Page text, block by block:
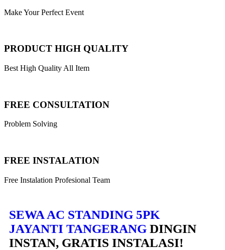
Make Your Perfect Event
PRODUCT HIGH QUALITY
Best High Quality All Item
FREE CONSULTATION
Problem Solving
FREE INSTALATION
Free Instalation Profesional Team
SEWA AC STANDING 5PK
JAYANTI TANGERANG DINGIN
INSTAN, GRATIS INSTALASI!